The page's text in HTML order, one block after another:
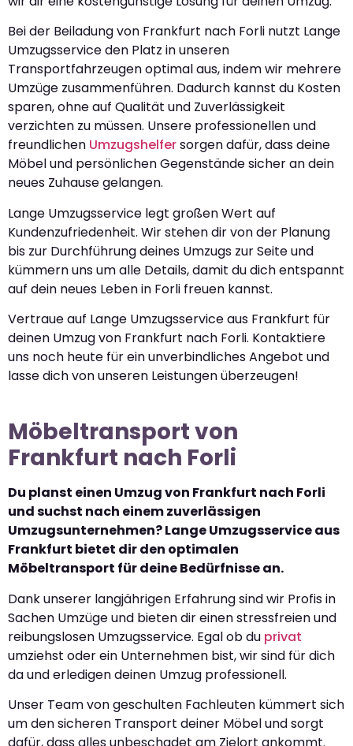
Bei der Beiladung von Frankfurt nach Forli nutzt Lange
Umzugsservice den Platz in unseren
Transportfahrzeugen optimal aus, indem wir mehrere
Umzüge zusammenführen. Dadurch kannst du Kosten
sparen, ohne auf Qualität und Zuverlässigkeit
verzichten zu müssen. Unsere professionellen und
freundlichen Umzugshelfersorgen dafür, dass deine
Möbel und persönlichen Gegenstände sicher an dein
neues Zuhause gelangen.
Lange Umzugsservice legt großen Wert auf
Kundenzufriedenheit. Wir stehen dir von der Planung
bis zur Durchführung deines Umzugs zur Seite und
kümmern uns um alle Details, damit du dich entspannt
auf dein neues Leben in Forli freuen kannst.
Vertraue auf Lange Umzugsservice aus Frankfurt für
deinen Umzug von Frankfurt nach Forli. Kontaktiere
uns noch heute für ein unverbindliches Angebot und
lasse dich von unseren Leistungen überzeugen!
Möbeltransport von
Frankfurt nach Forli
Du planst einen Umzug von Frankfurt nach Forli
und suchst nach einem zuverlässigen
Umzugsunternehmen? Lange Umzugsservice aus
Frankfurt bietet dir den optimalen
Möbeltransport für deine Bedürfnisse an.
Dank unserer langjährigen Erfahrung sind wir Profis in
Sachen Umzüge und bieten dir einen stressfreien und
reibungslosen Umzugsservice. Egal ob du privat
umziehst oder ein Unternehmen bist, wir sind für dich
da und erledigen deinen Umzug professionell.
Unser Team von geschulten Fachleuten kümmert sich
um den sicheren Transport deiner Möbel und sorgt